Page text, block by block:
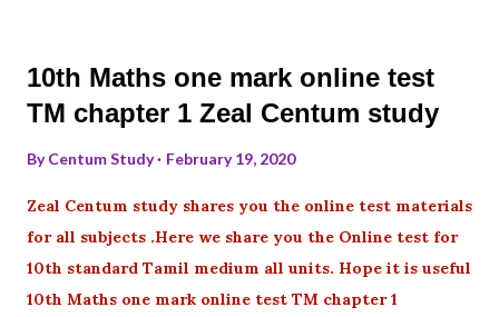
10th Maths one mark online test
TM chapter 1 Zeal Centum study
ByCentum Study February 19, 2020
Zeal Centum study shares you the online test materials
for all subjects .Here we share you the Online test for
10th standard Tamil medium all units. Hope it is useful
10th Maths one mark online test TM chapter 1